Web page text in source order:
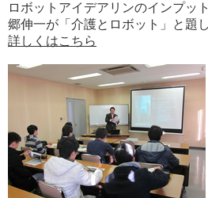
ロボットアイデアリンのインプッ
郷伸一が「介護とロボット」と題
詳しくはこちら